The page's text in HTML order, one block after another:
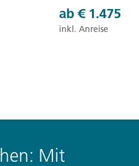
ab € 1.475
inkl. Anreise
Mit